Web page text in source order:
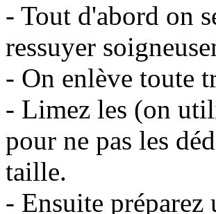
- Tout d'abord on
ressuyer
- On enlève toute
- Limez les (on
pour ne pas les
taille.
- Ensuite